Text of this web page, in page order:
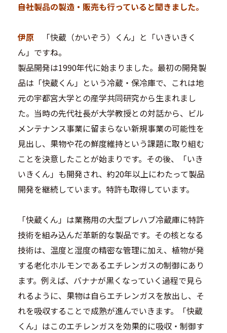
―――自社製品の製造・販売も行っていると聞きました。
伊原 「快蔵（かいぞう）くん」と「いきいきく
ん」ですね。
製品開発は1990年代に始まりました。最初の開発製
品は「快蔵くん」という冷蔵・保冷庫で、これは地
元の宇都宮大学との産学共同研究から生まれまし
た。当時の先代社長が大学教授との対話から、ビル
メンテナンス事業に留まらない新規事業の可能性を
見出し、果物や花の鮮度維持という課題に取り組む
ことを決意したことが始まりです。その後、「いき
いきくん」も開発され、約20年以上にわたって製品
開発を継続しています。特許も取得しています。
「快蔵くん」は業務用の大型プレハブ冷蔵庫に特許
技術を組み込んだ革新的な製品です。その核となる
技術は、温度と湿度の精密な管理に加え、植物が発
する老化ホルモンであるエチレンガスの制御にあり
ます。例えば、バナナが黒くなっていく過程で見ら
れるように、果物は自らエチレンガスを放出し、そ
れを吸収することで成熟が進んでいきます。「快蔵
くん」はこのエチレンガスを効果的に吸収・制御す